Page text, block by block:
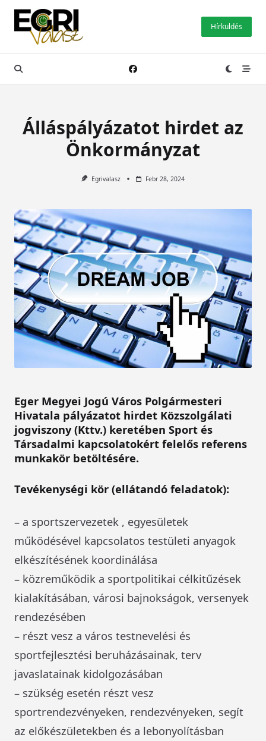
Skip
content
Hírküldés
Álláspályázatot hirdet az
Önkormányzat
Egrivalasz Febr 28, 2024
Eger Megyei Jogú Város Polgármesteri
Hivatala pályázatot hirdet Közszolgálati
jogviszony (Kttv.) keretében Sport és
Társadalmi kapcsolatokért felelős referens
munkakör betöltésére.
Tevékenységi kör (ellátandó feladatok):
– a sportszervezetek , egyesületek
működésével kapcsolatos testületi anyagok
elkészítésének koordinálása
– közreműködik a sportpolitikai célkitűzések
kialakításában, városi bajnokságok, versenyek
rendezésében
– részt vesz a város testnevelési és
sportfejlesztési beruházásainak, terv
javaslatainak kidolgozásában
– szükség esetén részt vesz
sportrendezvényeken, rendezvényeken, segít
az előkészületekben és a lebonyolításban